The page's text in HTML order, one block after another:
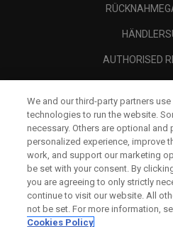
AUTHORISED
We and our third-party partners
technologies to run the website.
necessary. Others are optional and
personalized experience, improve
work, and support our marketing
be set with your consent. By
you are agreeing to only strictly
continue to visit our website. All
not be set. For more information,
Cookies Policy